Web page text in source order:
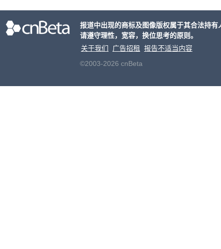
报道中出现的商标及图像版权属于其合法持
请遵守理性，宽容，换位思考的原则。
关于我们
广告招租
报告不适当内容
©2003-2026 cnBeta